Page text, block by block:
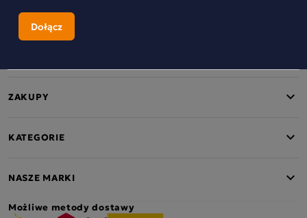
INFORMACJA O SKLEPIE
ZAKUPY
KATEGORIE
NASZE MARKI
Możliwe metody dostawy